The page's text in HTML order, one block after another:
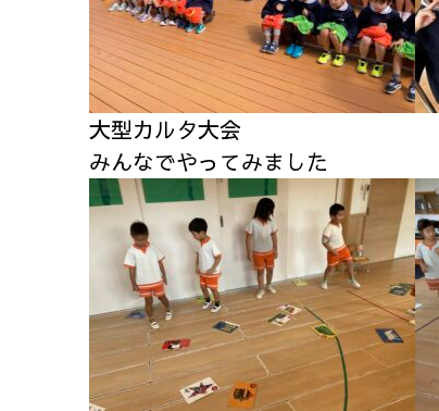
大型カルタ大会
みんなでやってみました